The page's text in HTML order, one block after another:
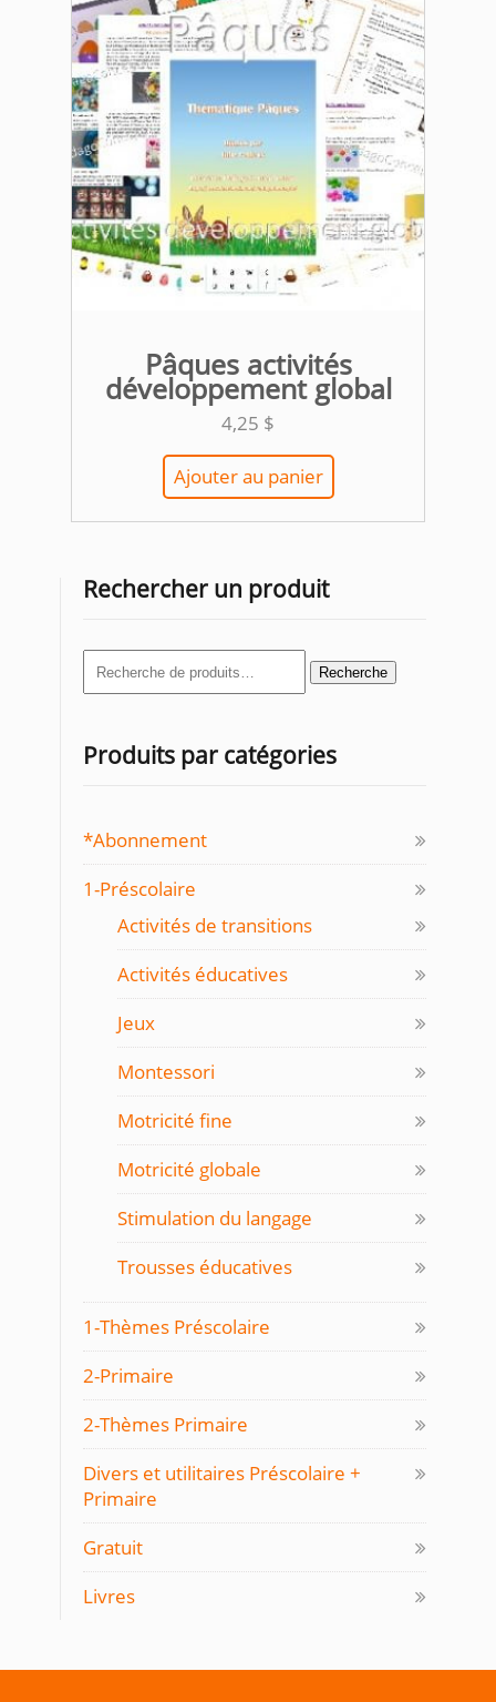
Pâques activités
développement global
4,25 $
Ajouter au panier
Rechercher un produit
Recherche
pour :
Recherche
Produits par catégories
*Abonnement
1-Préscolaire
Activités de transitions
Activités éducatives
Jeux
Montessori
Motricité fine
Motricité globale
Stimulation du langage
Trousses éducatives
1-Thèmes Préscolaire
2-Primaire
2-Thèmes Primaire
Divers et utilitaires Préscolaire +
Primaire
Gratuit
Livres